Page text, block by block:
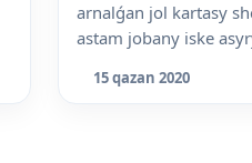
arnalǵan jol kartasy
astam jobany iske
15 qazan 2020